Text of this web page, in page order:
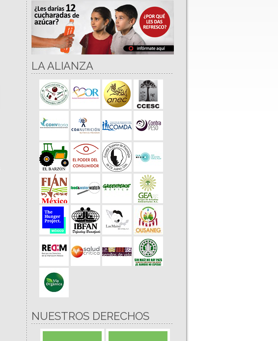
LA ALIANZA
NUESTROS DERECHOS